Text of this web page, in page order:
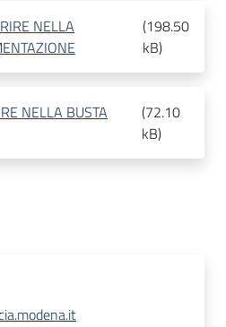
NELLA
(198.50
kB)
NELLA BUSTA
(72.10
kB)